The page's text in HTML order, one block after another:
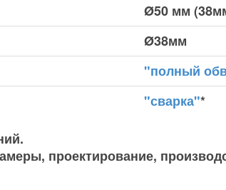
Ø50 мм
Ø38мм
"полный
"сварка"*
проектирование,